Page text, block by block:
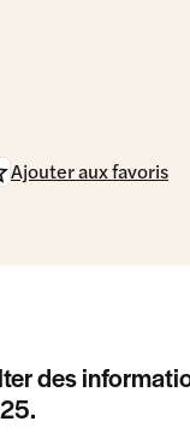
Ajouter aux favoris
des